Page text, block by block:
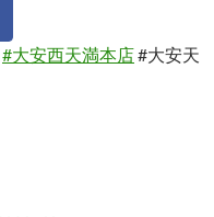
#大安西天満本店#大安天